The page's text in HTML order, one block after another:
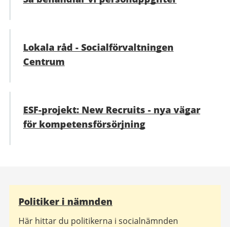
Lokala råd - Social­förvaltningen
Centrum
ESF-projekt: New Recruits - nya vägar
för kompetensförsörjning
Relaterad
Politiker i nämnden
Här hittar du politikerna i socialnämnden